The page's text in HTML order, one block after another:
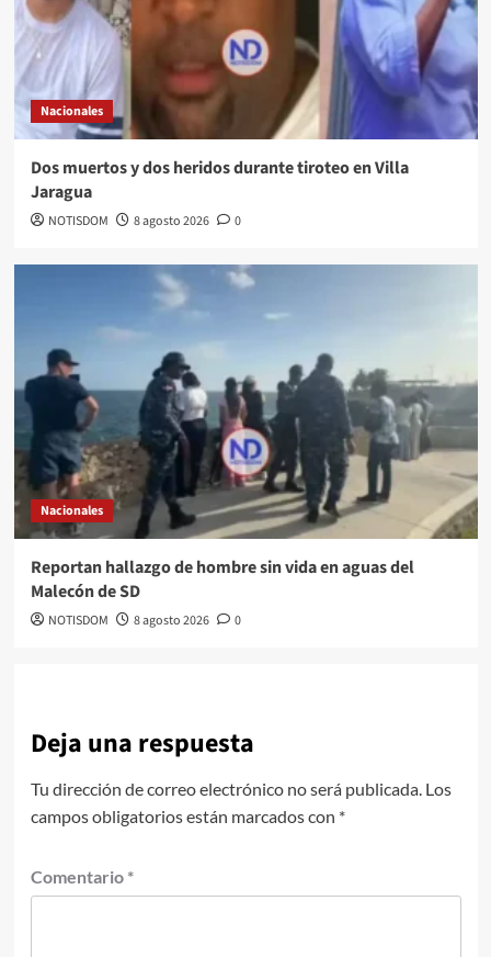
Nacionales
Dos muertos y dos heridos durante tiroteo en Villa
Jaragua
NOTISDOM 8 agosto 2026 0
Nacionales
Reportan hallazgo de hombre sin vida en aguas del
Malecón de SD
NOTISDOM 8 agosto 2026 0
Deja una respuesta
Tu dirección de correo electrónico no será publicada. Los
campos obligatorios están marcados con *
Comentario *